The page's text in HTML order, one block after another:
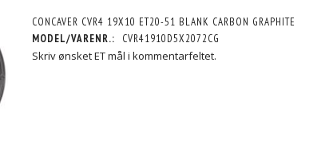
CONCAVER CVR4 19X10,5 ET15-57
CONCAVER CVR4 19X10,5 ET15-57
CONCAVER CVR4 19X10 ET20-51 BLANK CARBON GRAPHITE
MODEL/VARENR.:
CVR41910D5X2072CG
Skriv ønsket ET mål i kommentarfeltet.